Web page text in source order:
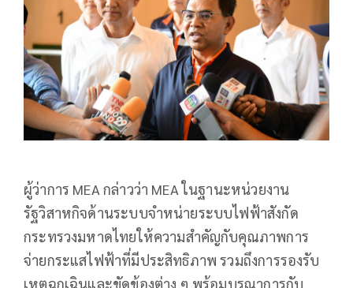
ผู้ว่าการ MEA กล่าวว่า MEA ในฐานะหน่วยงาน
รัฐวิสาหกิจด้านระบบจำหน่ายระบบไฟฟ้าสังกัด
กระทรวงมหาดไทยให้ความสำคัญกับคุณภาพการ
จ่ายกระแสไฟฟ้าที่มีประสิทธิภาพ รวมถึงการรองรับ
เหตุฉุกเฉินและขัดข้องต่าง ๆ พร้อมบูรณาการกับ